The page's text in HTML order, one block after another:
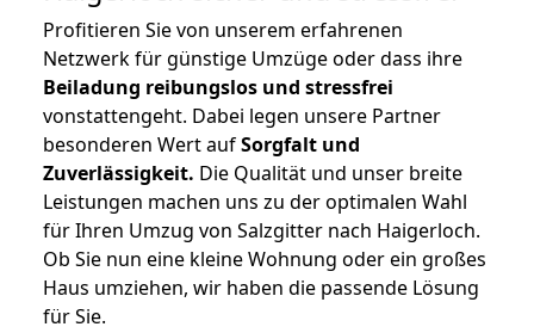
Profitieren Sie von unserem erfahrenen
Netzwerk für günstige Umzüge oder dass ihre
Beiladung reibungslos und stressfrei
vonstattengeht. Dabei legen unsere Partner
besonderen Wert aufSorgfalt und
Zuverlässigkeit. Die Qualität und unser breite
Leistungen machen uns zu der optimalen Wahl
für Ihren Umzug von Salzgitter nach Haigerloch.
Ob Sie nun eine kleine Wohnung oder ein großes
Haus umziehen, wir haben die passende Lösung
für Sie.